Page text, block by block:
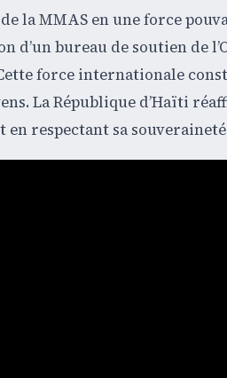
la MMAS en une force
bureau de soutien de
force internationale
La République d’Haïti
respectant sa